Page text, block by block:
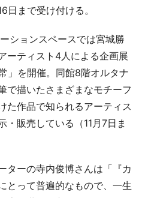
日まで受け付ける。
ションスペースでは宮城勝
ーティスト4人による企画展
」を開催。同館8階オルタナ
で描いたさまざまなモチーフ
た作品で知られるアーティス
・販売している（11月7日ま
ターの寺内俊博さんは「『カ
とって普遍的なもので、一生